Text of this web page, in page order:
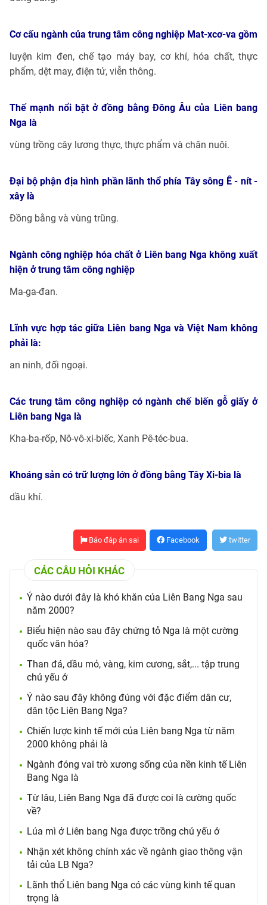
Cơ cấu ngành của trung tâm công nghiệp Mat-xcơ-va gồm
luyện kim đen, chế tạo máy bay, cơ khí, hóa chất, thực
phẩm, dệt may, điện tử, viễn thông.
Thế mạnh nổi bật ở đồng bằng Đông Âu của Liên bang
Nga là
vùng trồng cây lương thực, thực phẩm và chăn nuôi.
Đại bộ phận địa hình phần lãnh thổ phía Tây sông Ê - nít -
xây là
Đồng bằng và vùng trũng.
Ngành công nghiệp hóa chất ở Liên bang Nga không xuất
hiện ở trung tâm công nghiệp
Ma-ga-đan.
Lĩnh vực hợp tác giữa Liên bang Nga và Việt Nam không
phải là:
an ninh, đối ngoại.
Các trung tâm công nghiệp có ngành chế biến gỗ giấy ở
Liên bang Nga là
Kha-ba-rốp, Nô-vô-xi-biếc, Xanh Pê-téc-bua.
Khoáng sản có trữ lượng lớn ở đồng bằng Tây Xi-bia là
dầu khí.
Báo đáp án sai Facebook twitter
CÁC CÂU HỎI KHÁC
Ý nào dưới đây là khó khăn của Liên Bang Nga sau
năm 2000?
Biểu hiện nào sau đây chứng tỏ Nga là một cường
quốc văn hóa?
Than đá, dầu mỏ, vàng, kim cương, sắt,... tập trung
chủ yếu ở
Ý nào sau đây không đúng với đặc điểm dân cư,
dân tộc Liên Bang Nga?
Chiến lược kinh tế mới của Liên bang Nga từ năm
2000 không phải là
Ngành đóng vai trò xương sống của nền kinh tế Liên
Bang Nga là
Từ lâu, Liên Bang Nga đã được coi là cường quốc
về?
Lúa mì ở Liên bang Nga được trồng chủ yếu ở
Nhận xét không chính xác về ngành giao thông vận
tải của LB Nga?
Lãnh thổ Liên bang Nga có các vùng kinh tế quan
trọng là